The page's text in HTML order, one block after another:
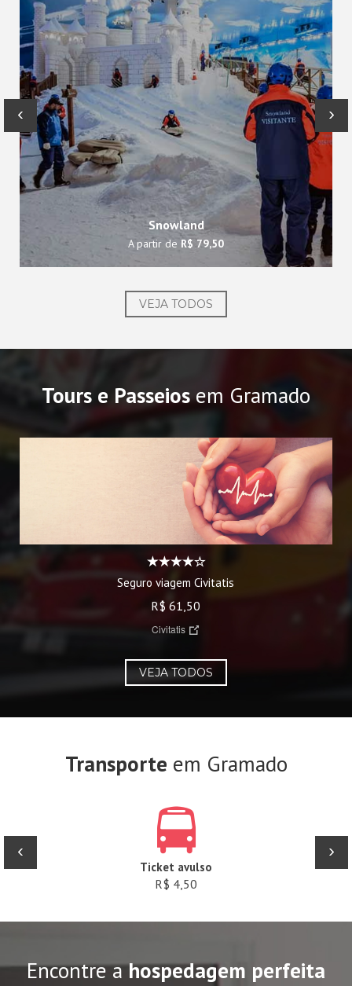
Snowland
A partir de R$ 79,50
‹ ›
VEJA TODOS
Tours e Passeiosem Gramado
Seguro viagem Civitatis
R$ 61,50
Civitatis
VEJA TODOS
Transporte em Gramado
Ticket avulso
R$ 4,50
‹ ›
Encontre ahospedagem perfeita